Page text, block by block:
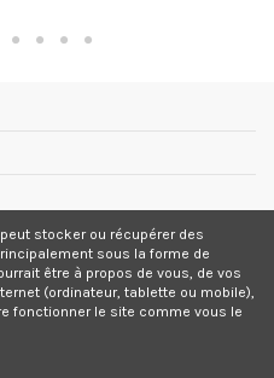
stocker ou récupérer des
sous la forme de
être à propos de vous, de vos
(ordinateur, tablette ou mobile),
fonctionner le site comme vous le